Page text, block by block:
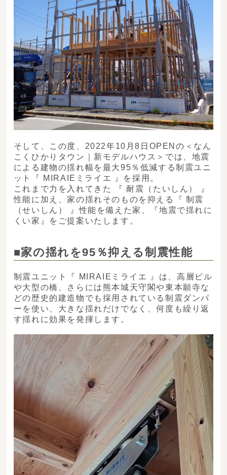
そして、この度、2022年10月8日OPENの＜なん
こくひかりタウン｜新モデルハウス＞では、地震
による建物の揺れ幅を最大95％低減する制震ユニ
ット『 MIRAIEミライエ 』を採用。
これまで力を入れてきた 『 耐震（たいしん） 』
性能に加え、家の揺れそのものを抑える『 制震
（せいしん） 』性能を備えた家、『地震で揺れに
くい家』をご提案いたします。
■家の揺れを95％抑える制震性能
制震ユニット『 MIRAIEミライエ 』は、高層ビル
や大型の橋、さらには熊本城天守閣や東本願寺な
どの歴史的建造物でも採用されている制震ダンパ
ーを使い、大きな揺れだけでなく、何度も繰り返
す揺れに効果を発揮します。